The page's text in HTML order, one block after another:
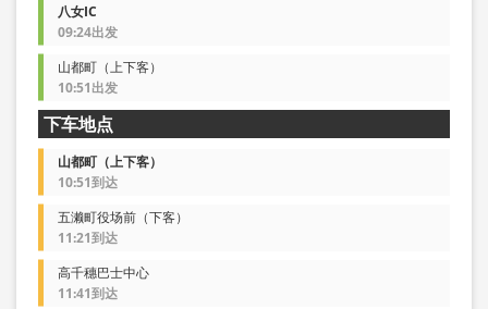
八女IC
09:24出发
山都町（上下客）
10:51出发
下车地点
山都町（上下客）
10:51到达
五濑町役场前（下客）
11:21到达
高千穗巴士中心
11:41到达